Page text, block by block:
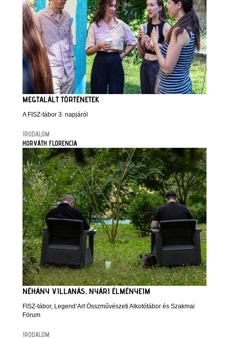
MEGTALÁLT TÖRTÉNETEK
A FISZ-tábor 3. napjáról
IRODALOM
HORVÁTH FLORENCIA
NÉHÁNY VILLANÁS, NYÁRI ÉLMÉNYEIM
FISZ-tábor, Legend’Art Összművészeti Alkotótábor és Szakmai
Fórum
IRODALOM